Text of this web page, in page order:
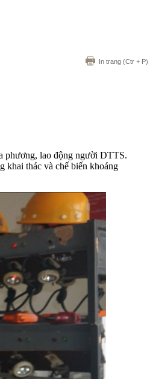
In trang (Ctr + P)
phương, lao động người DTTS.
khai thác và chế biến khoáng